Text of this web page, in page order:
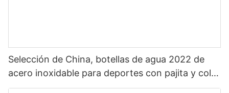
Selección de China, botellas de agua 2022 de
acero inoxidable para deportes con pajita y color
personalizado, zona increíble, superventas